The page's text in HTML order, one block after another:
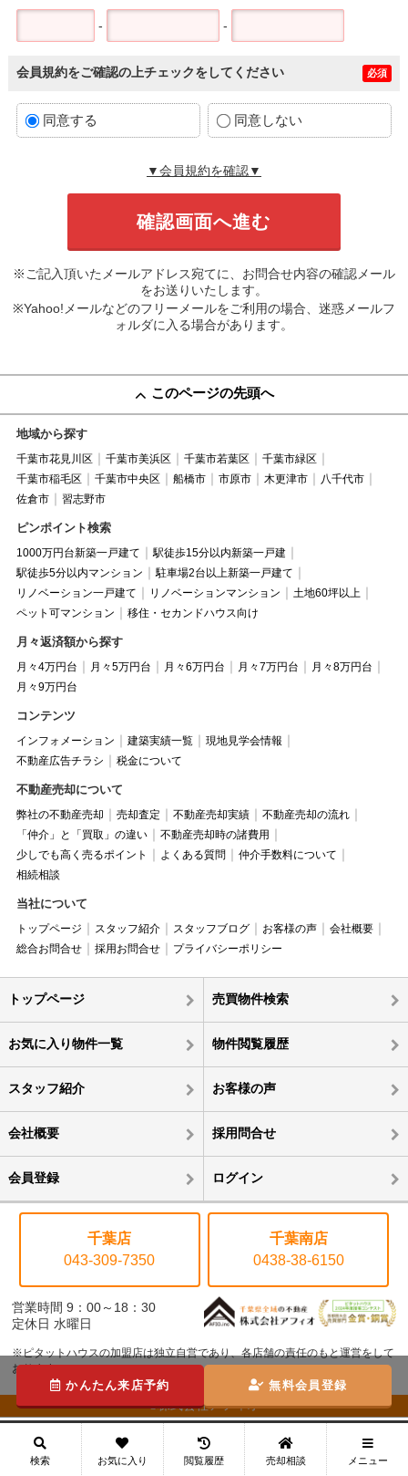
- -
会員規約をご確認の上チェックをしてください 必須
同意する 同意しない
▼会員規約を確認▼
※ご記入頂いたメールアドレス宛てに、お問合せ内容の確認メール
をお送りいたします。
※Yahoo!メールなどのフリーメールをご利用の場合、迷惑メールフ
ォルダに入る場合があります。
このページの先頭へ
地域から探す
千葉市花見川区 千葉市美浜区 千葉市若葉区
千葉市緑区
千葉市稲毛区
千葉市中央区 船橋市 市原市 木更津市
八千代市
佐倉市
習志野市
ピンポイント検索
1000万円台新築一戸建て
駅徒歩15分以内新築一戸建
駅徒歩5分以内マンション
駐車場2台以上新築一戸建て
リノベーション一戸建て
リノベーションマンション
土地60坪以上
ペット可マンション
移住・セカンドハウス向け
月々返済額から探す
月々4万円台 月々5万円台 月々6万円台 月々7万円台
月々8万円台
月々9万円台
コンテンツ
インフォメーション 建築実績一覧
現地見学会情報
不動産広告チラシ
税金について
不動産売却について
弊社の不動産売却 売却査定 不動産売却実績
不動産売却の流れ
「仲介」と「買取」の違い
不動産売却時の諸費用
少しでも高く売るポイント
よくある質問
仲介手数料について
相続相談
当社について
トップページ スタッフ紹介 スタッフブログ お客様の声
会社概要
総合お問合せ
採用お問合せ プライバシーポリシー
トップページ 売買物件検索
お気に入り物件一覧 物件閲覧履歴
スタッフ紹介 お客様の声
会社概要 採用問合せ
会員登録 ログイン
千葉店
043-309-7350
千葉南店
0438-38-6150
営業時間 9：00～18：30
定休日 水曜日
※ピタットハウスの加盟店は独立自営であり、各店舗の責任のもと運営をして
おります。
©株式会社アフィオ
かんたん来店予約 無料会員登録
検索 お気に入り 閲覧履歴 売却相談 メニュー